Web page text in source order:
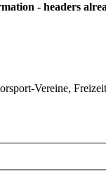
- headers
Vereine,